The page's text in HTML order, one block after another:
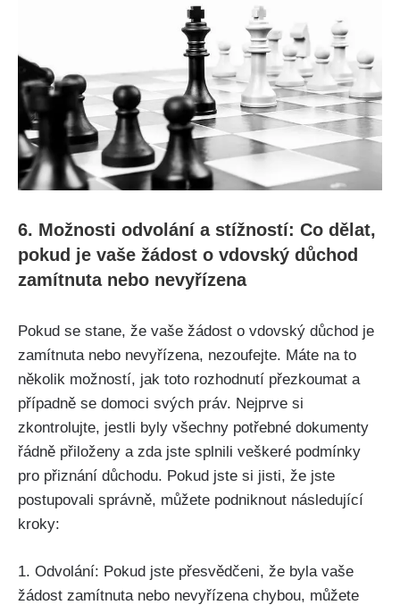
6. Možnosti odvolání a stížností: Co dělat,
pokud je vaše žádost o vdovský důchod
zamítnuta nebo nevyřízena
Pokud se stane, že vaše žádost o vdovský důchod je
zamítnuta nebo nevyřízena, nezoufejte. Máte na to
několik možností, jak toto rozhodnutí přezkoumat a
případně se domoci svých práv. Nejprve si
zkontrolujte, jestli byly všechny potřebné dokumenty
řádně přiloženy a zda jste splnili veškeré podmínky
pro přiznání důchodu. Pokud jste si jisti, že jste
postupovali správně, můžete podniknout následující
kroky:
1. Odvolání: Pokud jste přesvědčeni, že byla vaše
žádost zamítnuta nebo nevyřízena chybou, můžete